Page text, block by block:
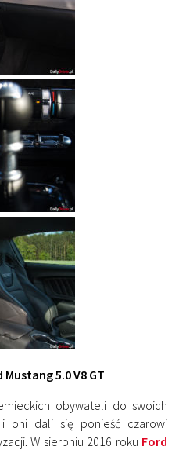
Mustang 5.0 V8 GT
obywateli do swoich
oni dali się ponieść czarowi
W sierpniu 2016 roku Ford